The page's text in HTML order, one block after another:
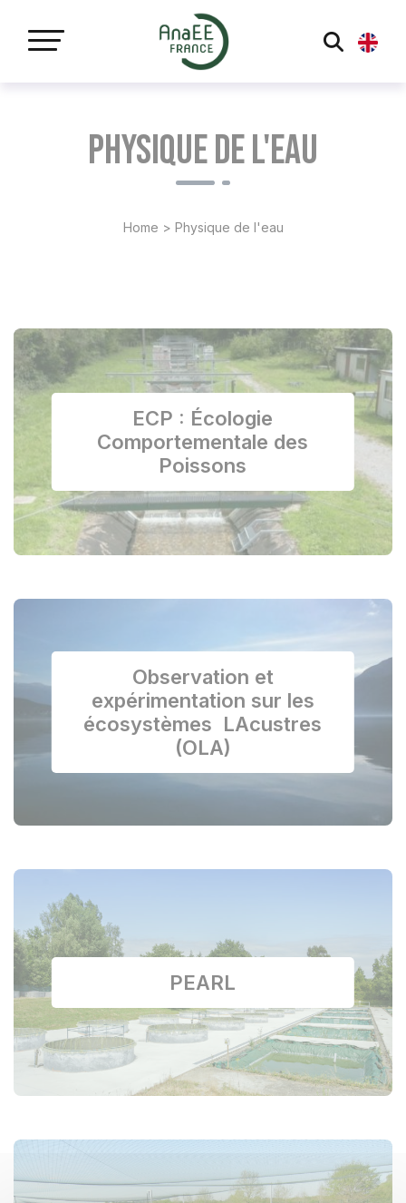
Physique de l'eau
Home > Physique de l'eau
ECP : Écologie
Comportementale des
Poissons
Observation et
expérimentation sur les
écosystèmes LAcustres
(OLA)
PEARL